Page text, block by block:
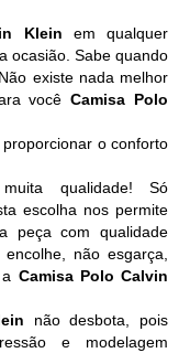
Klein em qualquer
ocasião. Sabe quando
existe nada melhor
vocêCamisa Polo
o conforto
qualidade! Só
escolha nos permite
peça com qualidade
não esgarça,
Camisa Polo Calvin
não desbota, pois
e modelagem